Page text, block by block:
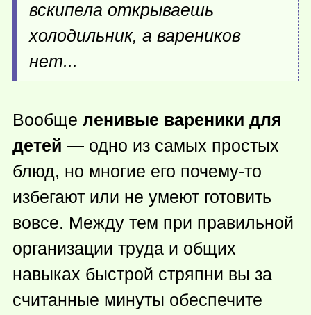
вскипела открываешь
холодильник, а вареников
нет...
Вообще ленивые вареники для
детей — одно из самых простых
блюд, но многие его почему-то
избегают или не умеют готовить
вовсе. Между тем при правильной
организации труда и общих
навыках быстрой стряпни вы за
считанные минуты обеспечите